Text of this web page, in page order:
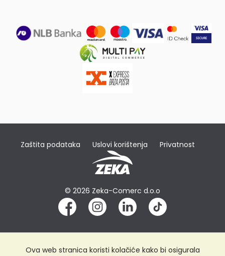
Zaštita podataka Uslovi korištenja Privatnost
© 2026 Zeka-Comerc d.o.o
Ova web stranica koristi kolačiće kako bi osigurala